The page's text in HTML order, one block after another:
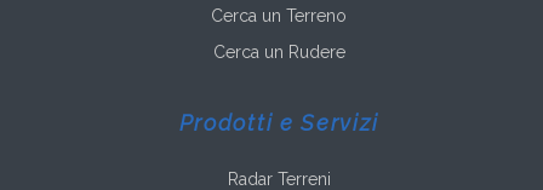
Cerca un Terreno
Cerca un Rudere
Prodotti e Servizi
Radar Terreni